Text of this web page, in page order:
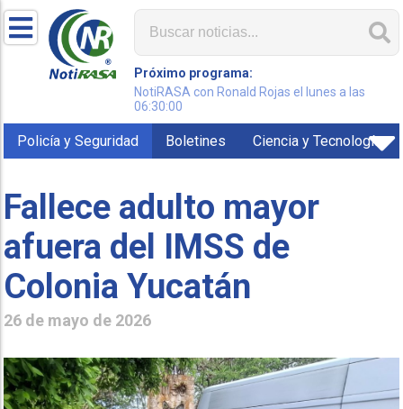
Próximo programa:
NotiRASA con Ronald Rojas el lunes a las
06:30:00
Policía y Seguridad Boletines Ciencia y Tecnología
Fallece adulto mayor
afuera del IMSS de
Colonia Yucatán
26 de mayo de 2026